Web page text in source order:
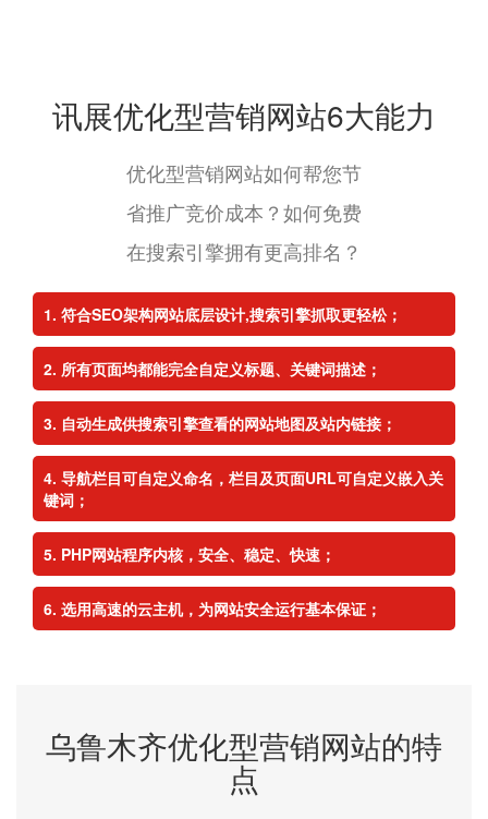
讯展优化型营销网站6大能力
优化型营销网站如何帮您节
省推广竞价成本？如何免费
在搜索引擎拥有更高排名？
符合SEO架构网站底层设计,搜索引擎抓取更轻松；
所有页面均都能完全自定义标题、关键词描述；
自动生成供搜索引擎查看的网站地图及站内链接；
导航栏目可自定义命名，栏目及页面URL可自定义嵌入关
键词；
PHP网站程序内核，安全、稳定、快速；
选用高速的云主机，为网站安全运行基本保证；
乌鲁木齐优化型营销网站的特
点